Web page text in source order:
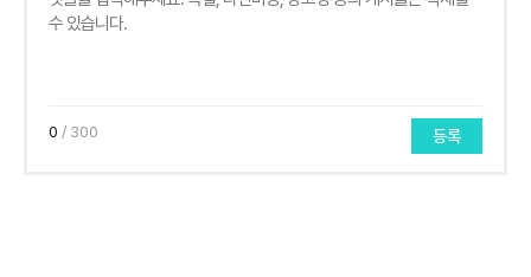
0 / 300 등록